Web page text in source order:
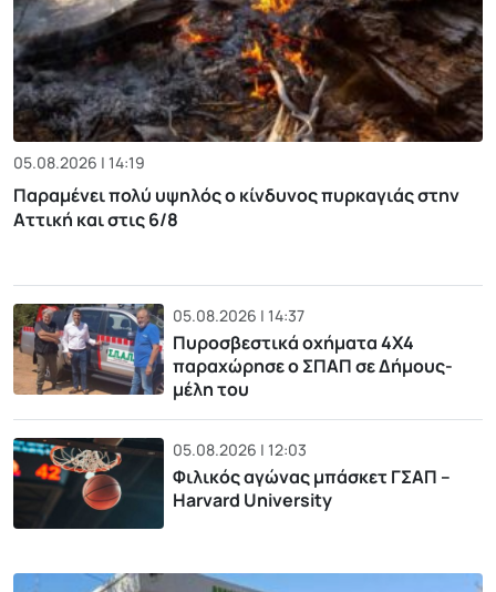
05.08.2026 | 14:19
Παραμένει πολύ υψηλός ο κίνδυνος πυρκαγιάς στην
Αττική και στις 6/8
05.08.2026 | 14:37
Πυροσβεστικά οχήματα 4Χ4
παραχώρησε ο ΣΠΑΠ σε Δήμους-
μέλη του
05.08.2026 | 12:03
Φιλικός αγώνας μπάσκετ ΓΣΑΠ –
Harvard University